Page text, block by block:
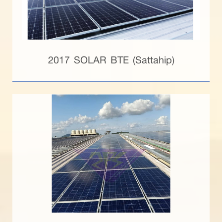
2017 SOLAR BTE (Sattahip)